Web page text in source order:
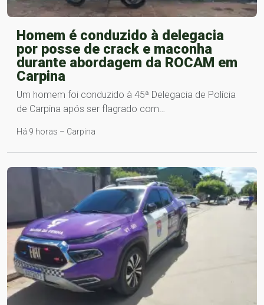
Homem é conduzido à delegacia
por posse de crack e maconha
durante abordagem da ROCAM em
Carpina
Um homem foi conduzido à 45ª Delegacia de Polícia
de Carpina após ser flagrado com…
Há 9 horas – Carpina